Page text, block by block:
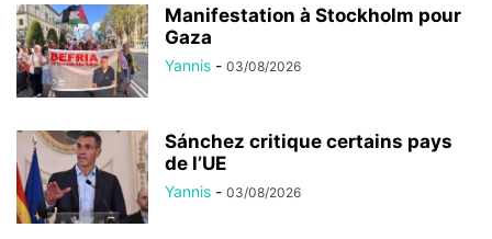
Manifestation à Stockholm pour
Gaza
Yannis - 03/08/2026
Sánchez critique certains pays
de l’UE
Yannis - 03/08/2026